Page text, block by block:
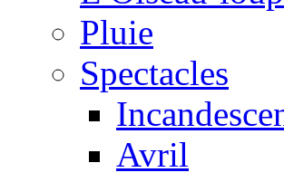
Pluie
Spectacles
Avril